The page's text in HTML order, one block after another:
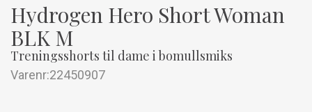
Hydrogen Hero Short Woman
BLK M
Treningsshorts til dame i bomullsmiks
Varenr:22450907